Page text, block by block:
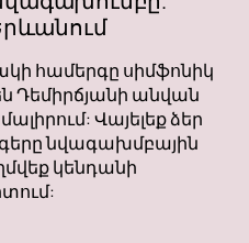
համերգը սիմֆոնիկ
Դեմիրճյանի անվան
Վայելեք ձեր
նվագախմբային
կենդանի